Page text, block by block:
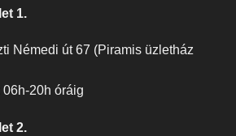
1.
Némedi út 67 (Piramis üzletház
06h-20h óráig
2.